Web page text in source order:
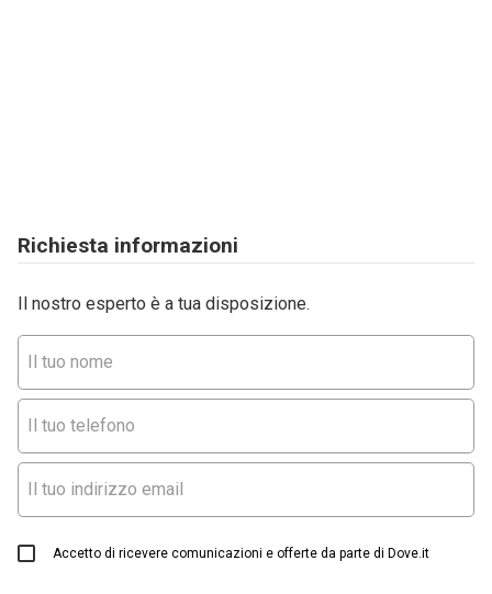
Richiesta informazioni
Il nostro esperto è a tua disposizione.
Accetto di ricevere comunicazioni e offerte da parte di Dove.it